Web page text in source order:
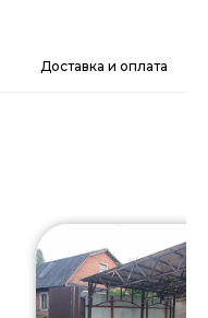
Доставка и оплата